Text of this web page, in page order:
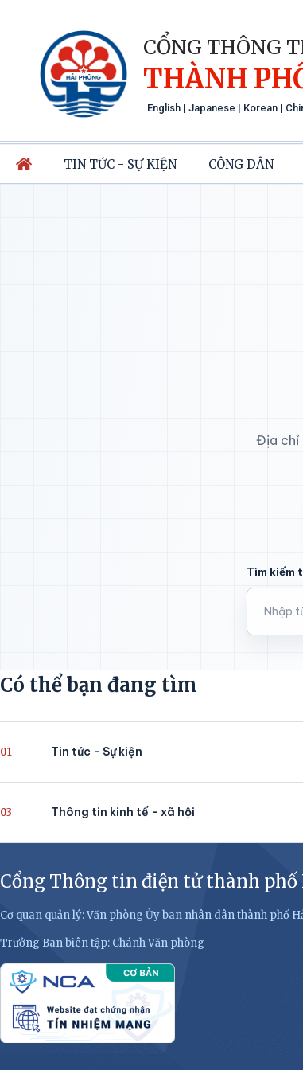
CỔNG THÔNG
THÀNH
English | Japanese | Korean |
TIN TỨC - SỰ KIỆN CÔNG DÂN
Địa chỉ
Tìm kiếm
Có thể bạn đang tìm
01 Tin tức - Sự kiện
03 Thông tin kinh tế - xã hội
Cổng Thông tin điện tử thành phố
Cơ quan quản lý: Văn phòng Ủy ban nhân dân thành phố
Trưởng Ban biên tập: Chánh Văn phòng